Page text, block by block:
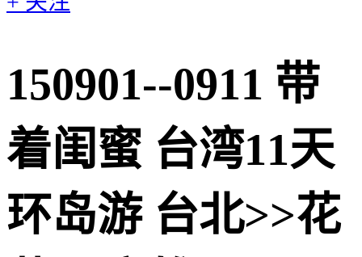
150901--0911 带
着闺蜜 台湾11天
环岛游 台北>>花